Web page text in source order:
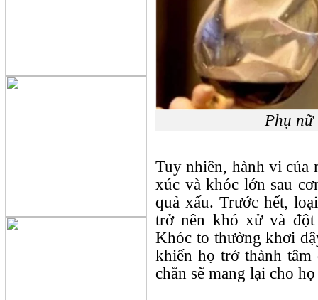
Phụ
Tuy nhiên, hành vi của
xúc và khóc lớn sau
quả xấu. Trước hết,
trở nên khó xử và
Khóc to thường khơi
khiến họ trở thành
chắn sẽ mang lại cho